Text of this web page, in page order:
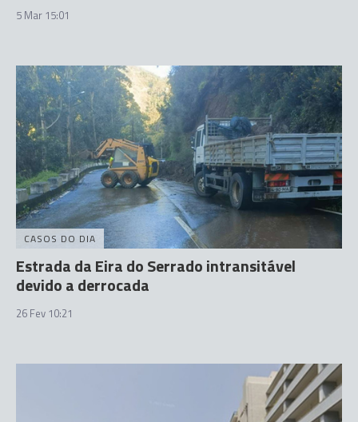
5 Mar 15:01
CASOS DO DIA
Estrada da Eira do Serrado intransitável
devido a derrocada
26 Fev 10:21